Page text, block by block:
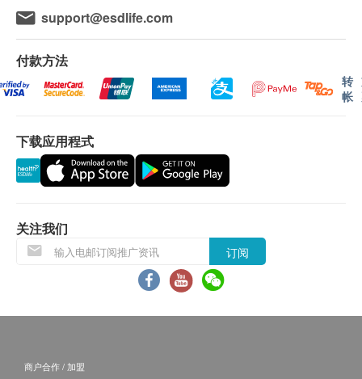
日期及地址而引起之全数费用。
不排除运送时间会因节日而有所影响。 当八号烈
风讯号悬挂或黑色暴雨警告生效时，送货服务时间
将会延迟。
单上的货品，健康网购health.ESDlife有权拒绝接
受该订单，并且会于送货前透过电话或电邮通知顾
客再作安排。
换货条款
当顾客收取已订购之货品时，有责任检查货品是否
有损毁情况，一经确认签收，恕不接受退换。
退换产品必须包装完整，如退换之产品有任何残缺
或过期退回，供货商有权不受理。
正本，并于送货后3个工作天内按下列方式联络健
support@esdlife.com
付款方法
转
帐
下载应用程式
关注我们
订阅
商户合作 / 加盟